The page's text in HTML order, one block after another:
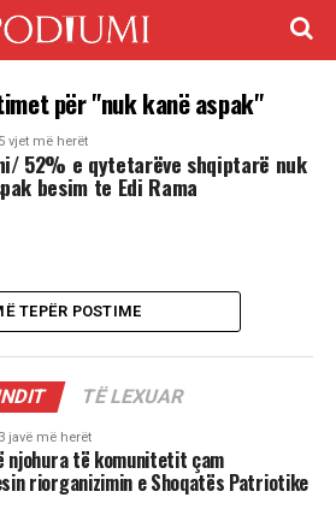
për "nuk kanë aspak"
5 vjet më herët
52% e qytetarëve shqiptarë nuk
besim te Edi Rama
TEPËR POSTIME
TË LEXUAR
3 javë më herët
njohura të komunitetit çam
riorganizimin e Shoqatës Patriotike